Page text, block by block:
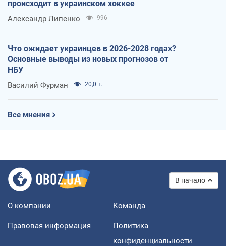
происходит в украинском хоккее
Александр Липенко 996
Что ожидает украинцев в 2026-2028 годах?
Основные выводы из новых прогнозов от
НБУ
Василий Фурман 20,0 т.
Все мнения
В начало
О компании Команда
Правовая информация
Политика
конфиденциальности